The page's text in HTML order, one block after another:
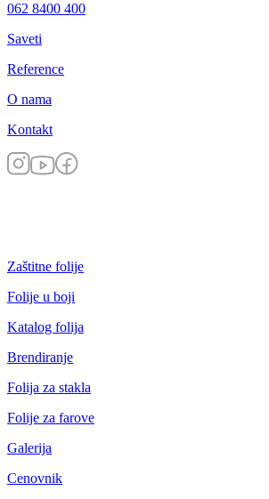
062 8400 400
Saveti
Reference
O nama
Kontakt
Zaštitne folije
Folije u boji
Katalog folija
Brendiranje
Folija za stakla
Folije za farove
Galerija
Cenovnik